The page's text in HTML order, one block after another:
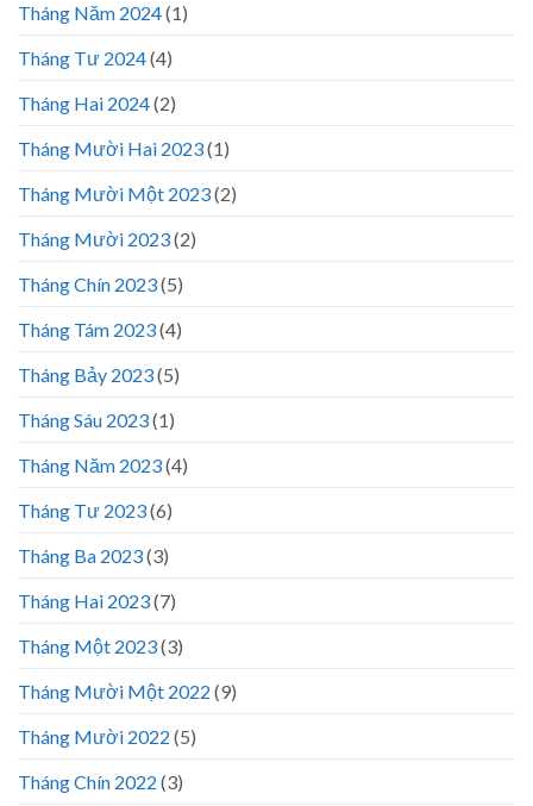
Tháng Năm 2024(1)
Tháng Tư 2024(4)
Tháng Hai 2024(2)
Tháng Mười Hai 2023(1)
Tháng Mười Một 2023(2)
Tháng Mười 2023(2)
Tháng Chín 2023(5)
Tháng Tám 2023(4)
Tháng Bảy 2023(5)
Tháng Sáu 2023(1)
Tháng Năm 2023(4)
Tháng Tư 2023(6)
Tháng Ba 2023(3)
Tháng Hai 2023(7)
Tháng Một 2023(3)
Tháng Mười Một 2022 (9)
Tháng Mười 2022 (5)
Tháng Chín 2022 (3)